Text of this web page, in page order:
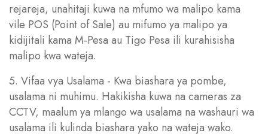
rejareja, unahitaji kuwa na mfumo wa malipo kama
vile POS (Point of Sale) au mifumo ya malipo ya
kidijitali kama M-Pesa au Tigo Pesa ili kurahisisha
malipo kwa wateja.
5. Vifaa vya Usalama - Kwa biashara ya pombe,
usalama ni muhimu. Hakikisha kuwa na cameras za
CCTV, maalum ya mlango wa usalama na washauri wa
usalama ili kulinda biashara yako na wateja wako.